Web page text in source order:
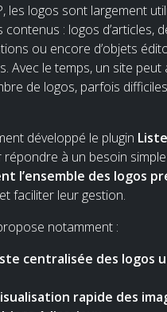
les logos sont largement
contenus : logos d’articles,
ou encore d’objets
Avec le temps, un site peut
de logos, parfois
développé le plugin
à un besoin simple
l’ensemble des logos
et faciliter leur gestion.
notamment :
centralisée des logos
rapide des